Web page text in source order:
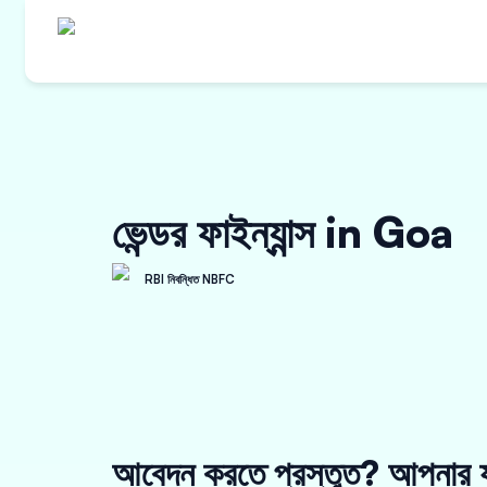
ভেন্ডর ফাইন্যান্স in Goa
RBI নিবন্ধিত NBFC
আবেদন করতে প্রস্তুত? আপনার